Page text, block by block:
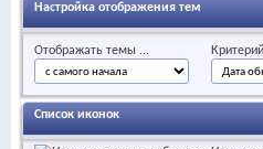
Настройка отображения тем
Отображать темы ...
Список иконок